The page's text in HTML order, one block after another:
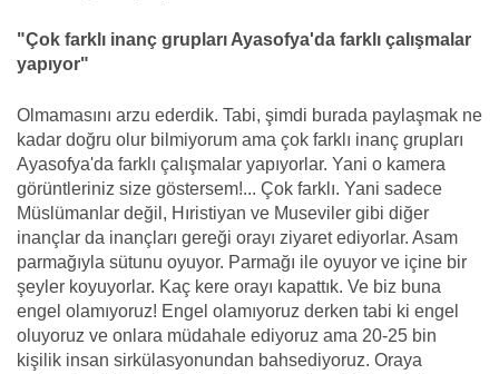
"Çok farklı inanç grupları Ayasofya'da farklı çalışmalar
yapıyor"
Olmamasını arzu ederdik. Tabi, şimdi burada paylaşmak ne
kadar doğru olur bilmiyorum ama çok farklı inanç grupları
Ayasofya'da farklı çalışmalar yapıyorlar. Yani o kamera
görüntleriniz size göstersem!... Çok farklı. Yani sadece
Müslümanlar değil, Hıristiyan ve Museviler gibi diğer
inançlar da inançları gereği orayı ziyaret ediyorlar. Asam
parmağıyla sütunu oyuyor. Parmağı ile oyuyor ve içine bir
şeyler koyuyorlar. Kaç kere orayı kapattık. Ve biz buna
engel olamıyoruz! Engel olamıyoruz derken tabi ki engel
oluyoruz ve onlara müdahale ediyoruz ama 20-25 bin
kişilik insan sirkülasyonundan bahsediyoruz. Oraya